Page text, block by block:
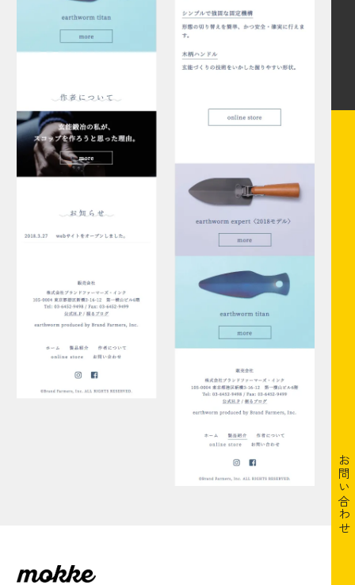
お問い合わせ